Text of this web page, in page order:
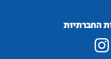
החברתיות